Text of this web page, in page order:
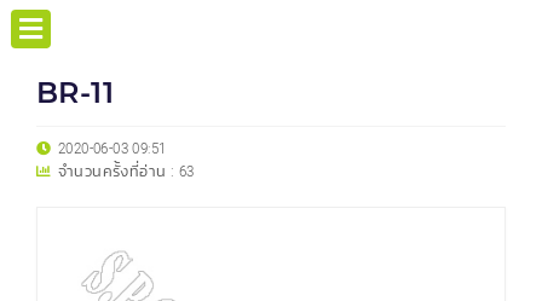
BR-11
2020-06-03 09:51
จำนวนครั้งที่อ่าน : 63